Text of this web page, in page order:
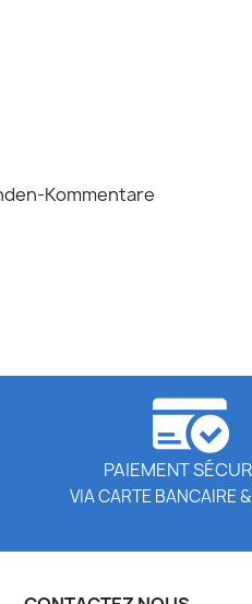
Kommentare
PAIEMENT
VIA CARTE BANCAIRE